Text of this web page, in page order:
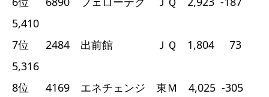
5,410
7位 2484 出前館 ＪＱ 1,804 73
5,316
8位 4169 エネチェンジ 東Ｍ 4,025 -305